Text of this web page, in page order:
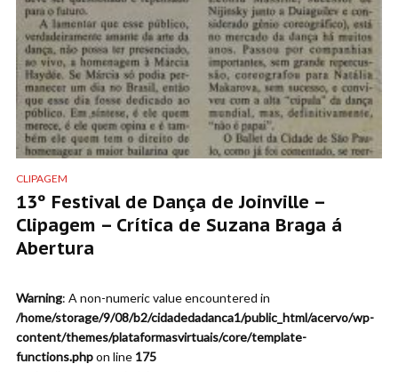
CLIPAGEM
13º Festival de Dança de Joinville –
Clipagem – Crítica de Suzana Braga á
Abertura
Warning: A non-numeric value encountered in
/home/storage/9/08/b2/cidadedadanca1/public_html/acervo/wp-
content/themes/plataformasvirtuais/core/template-
functions.phpon line 175